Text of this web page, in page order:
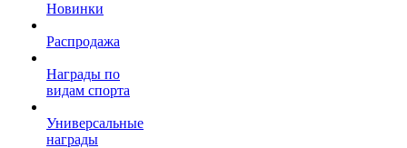
Новинки
Распродажа
Награды по
видам спорта
Универсальные
награды